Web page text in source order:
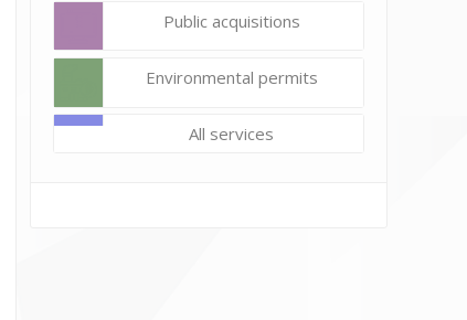
Public acquisitions
Environmental permits
All services